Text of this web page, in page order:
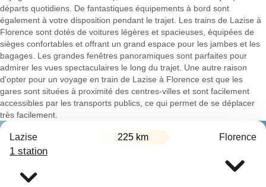
départs quotidiens. De fantastiques équipements à bord sont
également à votre disposition pendant le trajet. Les trains de Lazise à
Florence sont dotés de voitures légères et spacieuses, équipées de
sièges confortables et offrant un grand espace pour les jambes et les
bagages. Les grandes fenêtres panoramiques sont parfaites pour
admirer les vues spectaculaires le long du trajet. Une autre raison
d'opter pour un voyage en train de Lazise à Florence est que les
gares sont situées à proximité des centres-villes et sont facilement
accessibles par les transports publics, ce qui permet de se déplacer
très facilement.
Lazise 225 km Florence
1 station